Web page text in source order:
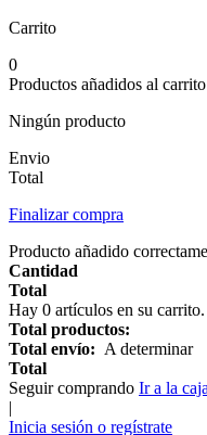
Carrito
0
Productos añadidos al carrito
Ningún producto
Envio
Total
Finalizar compra
Producto añadido
Cantidad
Total
Hay 0 artículos en su carrito.
Total productos:
Total envío: A determinar
Total
Seguir comprando Ir a la caja
|
Inicia sesión o regístrate